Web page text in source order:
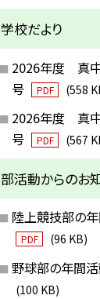
学校だより
2026年度 真
号
PDF (558
2026年度 真
号
PDF (567
部活動からのお
陸上競技部の
PDF (96 KB)
野球部の年間
(100 KB)